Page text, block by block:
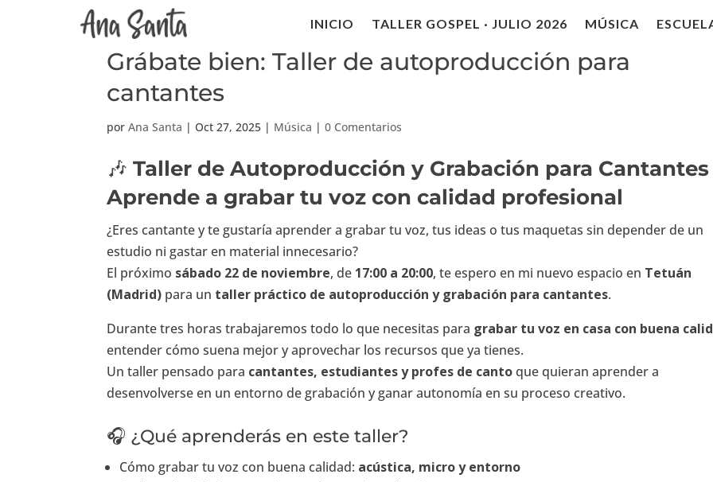
INICIO TALLER GOSPEL · JULIO 2026 MÚSICA
Grábate bien: Taller de autoproducción para
cantantes
porAna Santa | Oct 27, 2025 | Música |0 Comentarios
🎶Taller de Autoproducción y Grabación para Cantantes
Aprende a grabar tu voz con calidad profesional
¿Eres cantante y te gustaría aprender a grabar tu voz, tus ideas o tus maquetas sin depender de un
estudio ni gastar en material innecesario?
El próximo sábado 22 de noviembre, de 17:00 a 20:00, te espero en mi nuevo espacio en Tetuán
(Madrid) para un taller práctico de autoproducción y grabación para cantantes.
Durante tres horas trabajaremos todo lo que necesitas para grabar tu voz en casa con buena
entender cómo suena mejor y aprovechar los recursos que ya tienes.
Un taller pensado para cantantes, estudiantes y profes de cantoque quieran aprender a
desenvolverse en un entorno de grabación y ganar autonomía en su proceso creativo.
🎧 ¿Qué aprenderás en este taller?
Cómo grabar tu voz con buena calidad: acústica, micro y entorno